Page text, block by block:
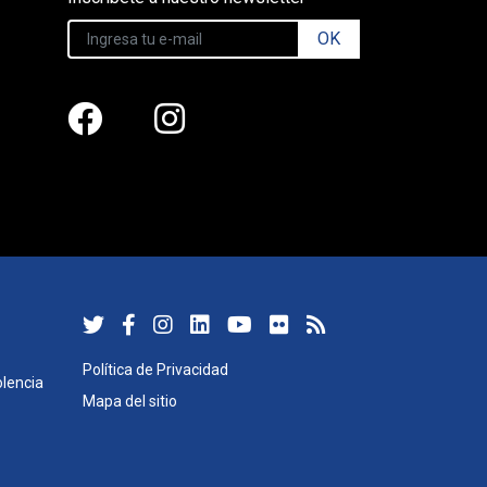
OK
Política de Privacidad
Mapa del sitio